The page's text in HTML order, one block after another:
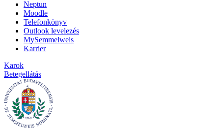
Neptun
Moodle
Telefonkönyv
Outlook levelezés
MySemmelweis
Karrier
Karok
Betegellátás